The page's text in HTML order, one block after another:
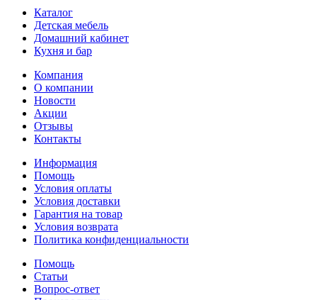
Каталог
Детская мебель
Домашний кабинет
Кухня и бар
Компания
О компании
Новости
Акции
Отзывы
Контакты
Информация
Помощь
Условия оплаты
Условия доставки
Гарантия на товар
Условия возврата
Политика конфиденциальности
Помощь
Статьи
Вопрос-ответ